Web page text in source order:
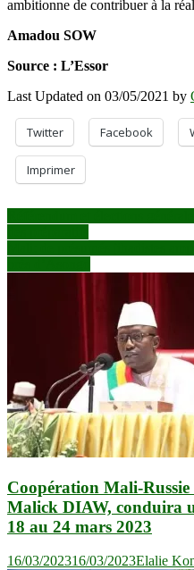
ambitionne de contribuer à la
Amadou SOW
Source : L’Essor
Last Updated on 03/05/2021 by
Twitter Facebook
Imprimer
Navigation
de
l’article
Coopération Mali-
Malick DIAW, conduira
18 au 24 mars 2023
16/03/202316/03/2023Elalie